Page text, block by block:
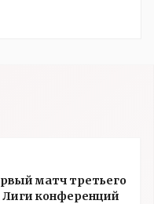
матч третьего
конференций